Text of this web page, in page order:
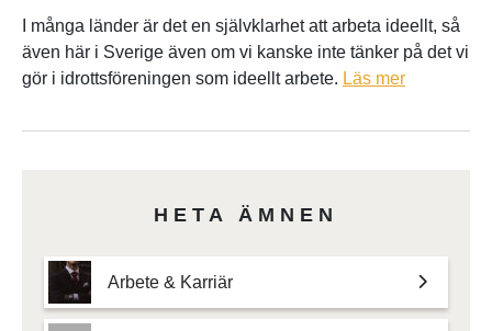
I många länder är det en självklarhet att arbeta ideellt, så
även här i Sverige även om vi kanske inte tänker på det vi
gör i idrottsföreningen som ideellt arbete. Läs mer
HETA ÄMNEN
Arbete & Karriär